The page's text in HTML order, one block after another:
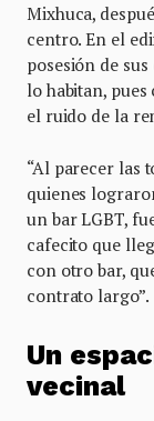
Mixhuca,
centro. En el
posesión de
lo habitan,
el ruido de la
“Al parecer las
quienes
un bar LGBT,
cafecito que
con otro bar,
contrato largo”.
Un
vecinal